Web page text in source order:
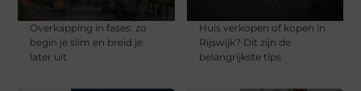
Overkapping in fases: zo
begin je slim en breid je
later uit
Huis verkopen of kopen in
Rijswijk? Dit zijn de
belangrijkste tips